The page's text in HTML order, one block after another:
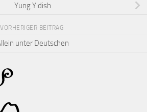
Yung Yidish
VORHERIGER BEITRAG
unter Deutschen